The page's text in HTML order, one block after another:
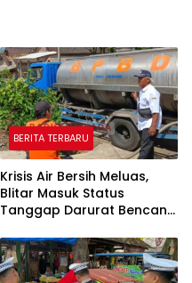
BERITA TERBARU
Krisis Air Bersih Meluas,
Blitar Masuk Status
Tanggap Darurat Bencana